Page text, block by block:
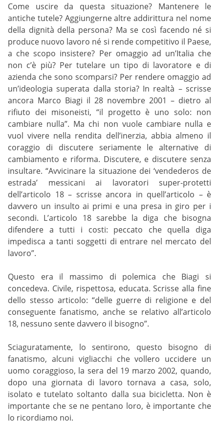
Come uscire da questa situazione? Mantenere le
antiche tutele? Aggiungerne altre addirittura nel nome
della dignità della persona? Ma se così facendo né si
produce nuovo lavoro né si rende competitivo il Paese,
a che scopo insistere? Per omaggio ad un’Italia che
non c’è più? Per tutelare un tipo di lavoratore e di
azienda che sono scomparsi? Per rendere omaggio ad
un’ideologia superata dalla storia? In realtà – scrisse
ancora Marco Biagi il 28 novembre 2001 – dietro al
rifiuto dei misoneisti, “il progetto è uno solo: non
cambiare nulla”. Ma chi non vuole cambiare nulla e
vuol vivere nella rendita dell’inerzia, abbia almeno il
coraggio di discutere seriamente le alternative di
cambiamento e riforma. Discutere, e discutere senza
insultare. “Avvicinare la situazione dei ‘vendederos de
estrada’ messicani ai lavoratori super-protetti
dell’articolo 18 – scrisse ancora in quell’articolo – è
davvero un insulto ai primi e una presa in giro per i
secondi. L’articolo 18 sarebbe la diga che bisogna
difendere a tutti i costi: peccato che quella diga
impedisca a tanti soggetti di entrare nel mercato del
lavoro”.
Questo era il massimo di polemica che Biagi si
concedeva. Civile, rispettosa, educata. Scrisse alla fine
dello stesso articolo: “delle guerre di religione e del
conseguente fanatismo, anche se relativo all’articolo
18, nessuno sente davvero il bisogno”.
Sciaguratamente, lo sentirono, questo bisogno di
fanatismo, alcuni vigliacchi che vollero uccidere un
uomo coraggioso, la sera del 19 marzo 2002, quando,
dopo una giornata di lavoro tornava a casa, solo,
isolato e tutelato soltanto dalla sua bicicletta. Non è
importante che se ne pentano loro, è importante che
lo ricordiamo noi.